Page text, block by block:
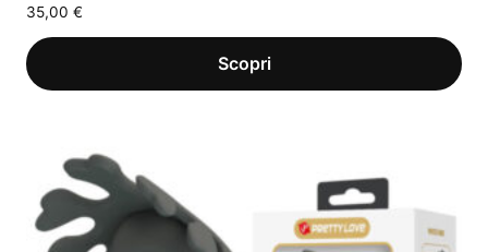
35,00 €